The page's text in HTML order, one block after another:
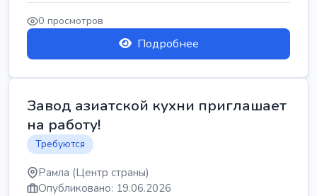
0 просмотров
Подробнее
Завод азиатской кухни приглашает
на работу!
Требуются
Рамла (Центр страны)
Опубликовано: 19.06.2026